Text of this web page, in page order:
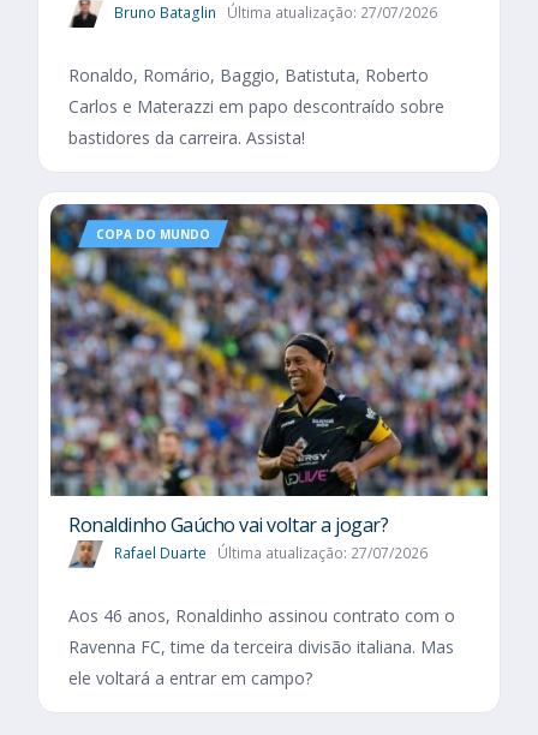
Bruno Bataglin Última atualização: 27/07/2026
Ronaldo, Romário, Baggio, Batistuta, Roberto
Carlos e Materazzi em papo descontraído sobre
bastidores da carreira. Assista!
COPA DO MUNDO
Ronaldinho Gaúcho vai voltar a jogar?
Rafael Duarte Última atualização: 27/07/2026
Aos 46 anos, Ronaldinho assinou contrato com o
Ravenna FC, time da terceira divisão italiana. Mas
ele voltará a entrar em campo?